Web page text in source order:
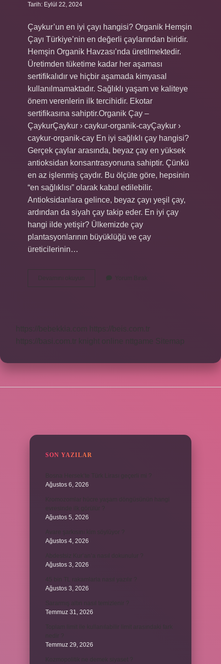
Tarih: Eylül 22, 2024
Çaykur’un en iyi çayı hangisi? Organik Hemşin
Çayı Türkiye’nin en değerli çaylarından biridir.
Hemşin Organik Havzası’nda üretilmektedir.
Üretimden tüketime kadar her aşaması
sertifikalıdır ve hiçbir aşamada kimyasal
kullanılmamaktadır. Sağlıklı yaşam ve kaliteye
önem verenlerin ilk tercihidir. Ekotar
sertifikasına sahiptir.Organik Çay –
ÇaykurÇaykur › caykur-organik-cayÇaykur ›
caykur-organik-cay En iyi sağlıklı çay hangisi?
Gerçek çaylar arasında, beyaz çay en yüksek
antioksidan konsantrasyonuna sahiptir. Çünkü
en az işlenmiş çaydır. Bu ölçüte göre, hepsinin
“en sağlıklısı” olarak kabul edilebilir.
Antioksidanlara gelince, beyaz çayı yeşil çay,
ardından da siyah çay takip eder. En iyi çay
hangi ilde yetişir? Ülkemizde çay
plantasyonlarının büyüklüğü ve çay
üreticilerinin…
Devamını okuyun
Türkiyede
En
Yorum Bırak
https://bebekkia.com
https://beis.com.tr
https://basi.com.tr
knight online nttgame Sitemap
SON YAZILAR
Ağustos 6, 2026
Ağustos 5, 2026
Ağustos 4, 2026
Ağustos 3, 2026
Ağustos 3, 2026
Temmuz 31, 2026
Temmuz 29, 2026